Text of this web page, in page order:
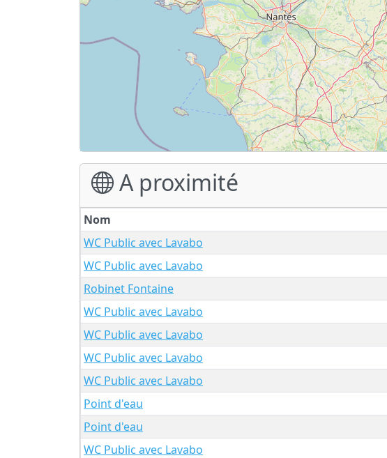
A proximité
Nom
WC Public avec Lavabo
WC Public avec Lavabo
Robinet Fontaine
WC Public avec Lavabo
WC Public avec Lavabo
WC Public avec Lavabo
WC Public avec Lavabo
Point d'eau
Point d'eau
WC Public avec Lavabo